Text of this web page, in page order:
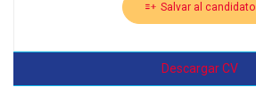
Salvar al candidato
Descargar CV